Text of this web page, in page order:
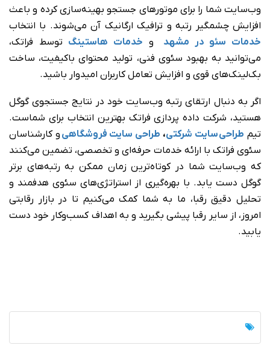
وب‌سایت شما را برای موتورهای جستجو بهینه‌سازی کرده و باعث
افزایش چشمگیر رتبه و ترافیک ارگانیک آن می‌شوند. با انتخاب
خدمات سئو در مشهد و خدمات هاستینگ توسط فراتک،
می‌توانید به بهبود سئوی فنی، تولید محتوای باکیفیت، ساخت
بک‌لینک‌های قوی و افزایش تعامل کاربران امیدوار باشید.
اگر به دنبال ارتقای رتبه وب‌سایت خود در نتایج جستجوی گوگل
هستید، شرکت داده پردازی فراتک بهترین انتخاب برای شماست.
تیم طراحی سایت شرکتی، طراحی سایت فروشگاهی و کارشناسان
سئوی فراتک با ارائه خدمات حرفه‌ای و تخصصی، تضمین می‌کنند
که وب‌سایت شما در کوتاه‌ترین زمان ممکن به رتبه‌های برتر
گوگل دست یابد. با بهره‌گیری از استراتژی‌های سئوی هدفمند و
تحلیل دقیق رقبا، ما به شما کمک می‌کنیم تا در بازار رقابتی
امروز، از سایر رقبا پیشی بگیرید و به اهداف کسب‌وکار خود دست
یابید.